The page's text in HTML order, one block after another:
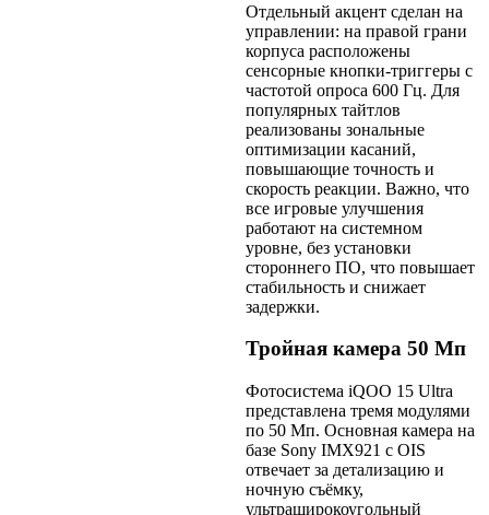
Отдельный акцент сделан на
управлении: на правой грани
корпуса расположены
сенсорные кнопки-триггеры с
частотой опроса 600 Гц. Для
популярных тайтлов
реализованы зональные
оптимизации касаний,
повышающие точность и
скорость реакции. Важно, что
все игровые улучшения
работают на системном
уровне, без установки
стороннего ПО, что повышает
стабильность и снижает
задержки.
Тройная камера 50 Мп
Фотосистема iQOO 15 Ultra
представлена тремя модулями
по 50 Мп. Основная камера на
базе Sony IMX921 с OIS
отвечает за детализацию и
ночную съёмку,
ультраширокоугольный